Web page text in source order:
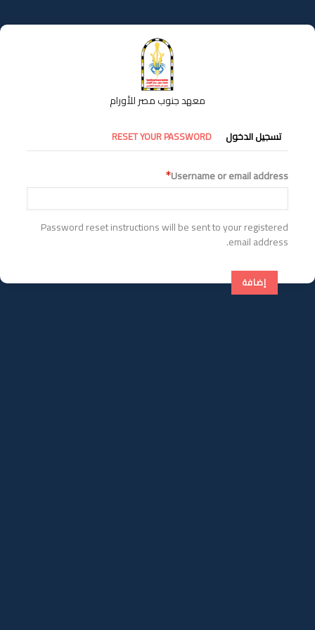
إلى
المحتوى
معهد جنوب مصر للأورام
التبويبات
الأساسية
تسجيل الدخول RESET YOUR PASSWORD
Username or email address
Password reset instructions will be sent to your registered
email address.